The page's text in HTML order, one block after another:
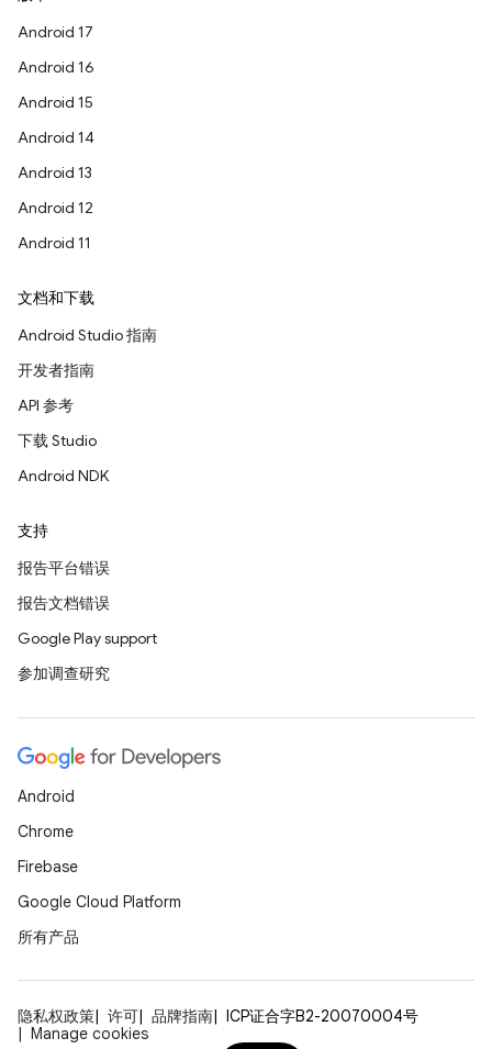
Android 17
Android 16
Android 15
Android 14
Android 13
Android 12
Android 11
文档和下载
Android Studio 指南
开发者指南
API 参考
下载 Studio
Android NDK
支持
报告平台错误
报告文档错误
Google Play support
参加调查研究
Android
Chrome
Firebase
Google Cloud Platform
所有产品
隐私权政策 许可 品牌指南
ICP证合字B2-20070004号
Manage cookies